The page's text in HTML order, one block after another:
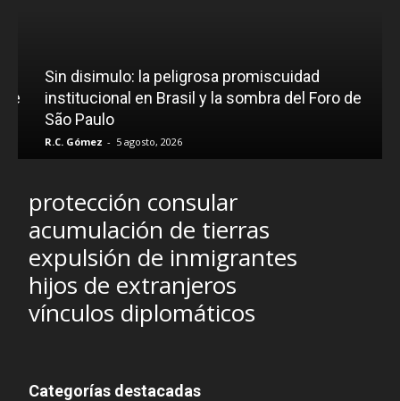
Sin disimulo: la peligrosa promiscuidad
institucional en Brasil y la sombra del Foro de
São Paulo
R.C. Gómez - 5 agosto, 2026
protección consular
acumulación de tierras
expulsión de inmigrantes
hijos de extranjeros
vínculos diplomáticos
Categorías destacadas